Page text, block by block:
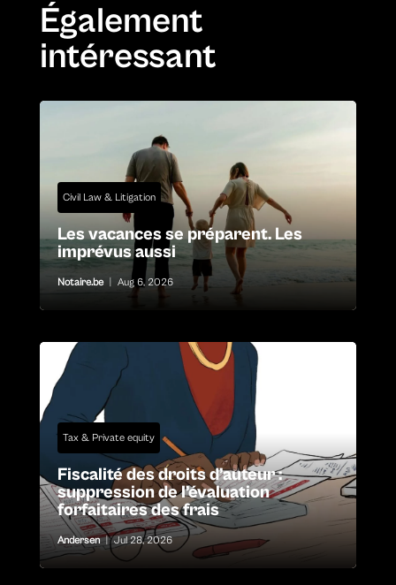
Également
intéressant
Civil Law & Litigation
Les vacances se préparent. Les
imprévus aussi
Notaire.be Aug 6, 2026
Tax & Private equity
Fiscalité des droits d’auteur :
suppression de l’évaluation
forfaitaires des frais
Andersen | Jul 28, 2026